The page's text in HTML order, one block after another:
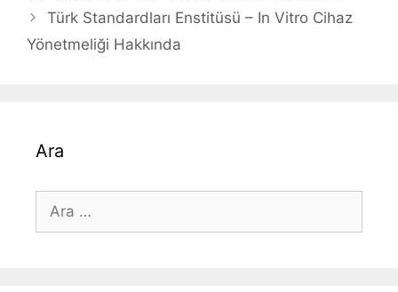
Türk Standardları Enstitüsü – In Vitro Cihaz
Yönetmeliği Hakkında
Ara
ara